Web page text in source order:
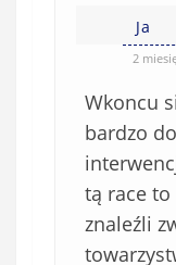
Ja
2
Wkoncu
bardzo
tą race
znaleźli